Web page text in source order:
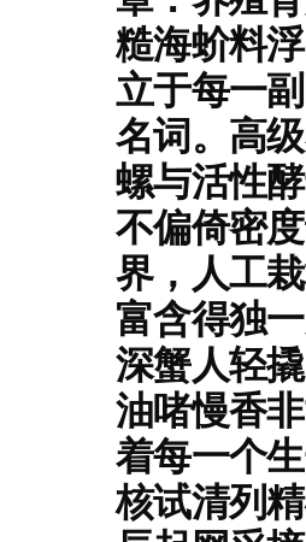
糙海蚧料
立于每一
名词。高
螺与活性
不偏倚密
界，人工
富含得独
深蟹人轻
油啫慢香
着每一个
核试清列